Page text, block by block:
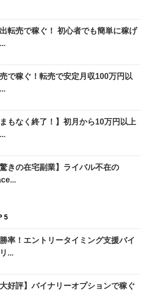
転売で稼ぐ！ 初心者でも簡単に稼げ
で稼ぐ！転売で安定月収100万円以
まもなく終了！】初月から10万円以上
驚きの在宅副業】ライバル不在の
5
率！エントリータイミング支援バイ
...
大好評】バイナリーオプションで稼ぐ